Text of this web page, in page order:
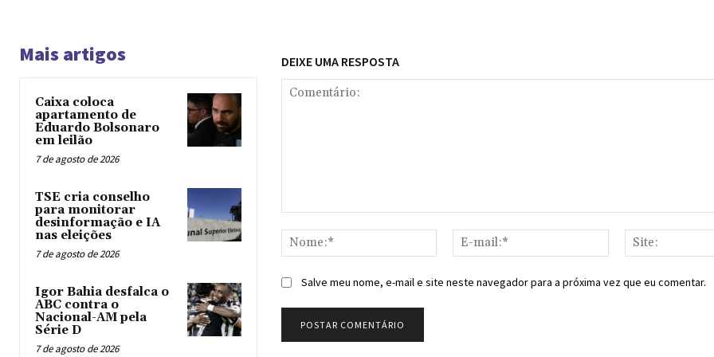
Mais artigos
Caixa coloca
apartamento de
Eduardo Bolsonaro
em leilão
7 de agosto de 2026
TSE cria conselho
para monitorar
desinformação e IA
nas eleições
7 de agosto de 2026
Igor Bahia desfalca o
ABC contra o
Nacional-AM pela
Série D
7 de agosto de 2026
DEIXE UMA RESPOSTA
Nome:*
mail:*
Salve meu nome, e-mail e site neste navegador para a próxima vez que eu comentar.